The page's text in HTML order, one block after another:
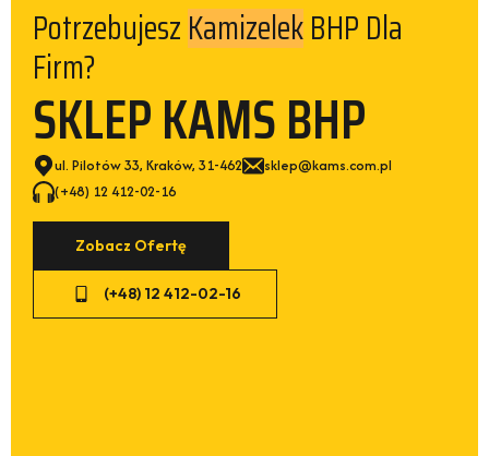
PotrzebujeszKamizelekBHP Dla
Firm?
SKLEP KAMS BHP
ul. Pilotów 33, Kraków, 31-462
sklep@kams.com.pl
(+48) 12 412-02-16
Zobacz Ofertę
(+48) 12 412-02-16